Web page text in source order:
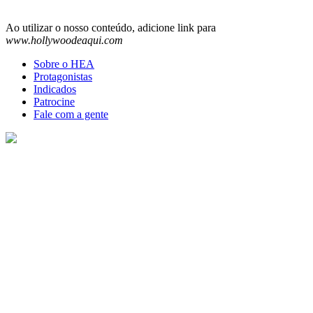
Ao utilizar o nosso conteúdo, adicione link para
www.hollywoodeaqui.com
Sobre o HEA
Protagonistas
Indicados
Patrocine
Fale com a gente